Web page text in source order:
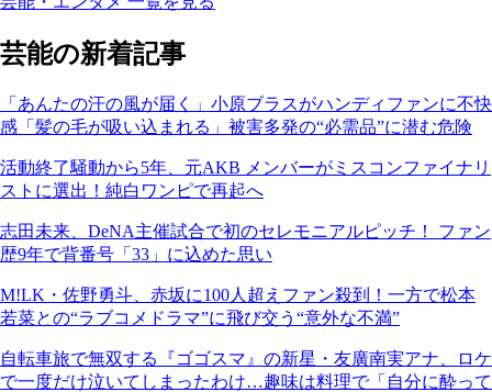
芸能の新着記事
「あんたの汗の風が届く」小原ブラスがハンディファンに不快
感「髪の毛が吸い込まれる」被害多発の“必需品”に潜む危険
活動終了騒動から5年、元AKB メンバーがミスコンファイナリ
ストに選出！純白ワンピで再起へ
志田未来、DeNA主催試合で初のセレモニアルピッチ！ ファン
歴9年で背番号「33」に込めた思い
M!LK・佐野勇斗、赤坂に100人超えファン殺到！一方で松本
若菜との“ラブコメドラマ”に飛び交う“意外な不満”
自転車旅で無双する『ゴゴスマ』の新星・友廣南実アナ、ロケ
で一度だけ泣いてしまったわけ…趣味は料理で「自分に酔って